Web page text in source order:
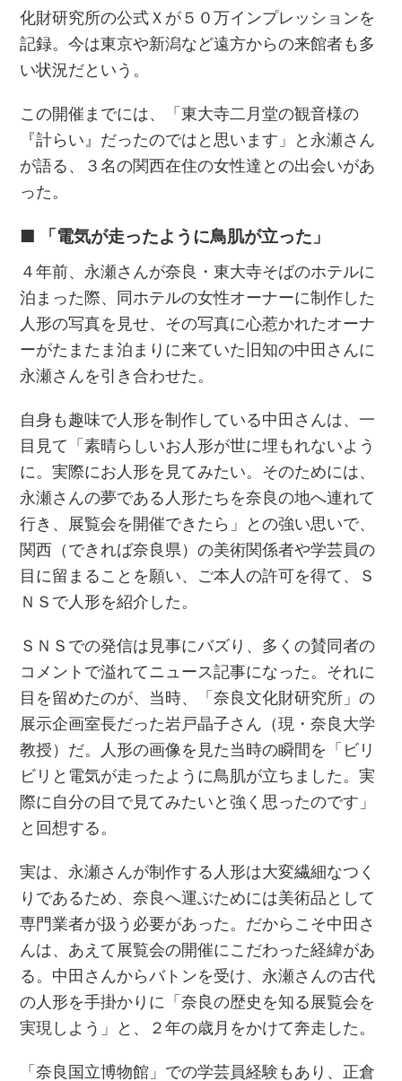
化財研究所の公式Ｘが５０万インプレッションを
記録。今は東京や新潟など遠方からの来館者も多
い状況だという。
この開催までには、「東大寺二月堂の観音様の
『計らい』だったのではと思います」と永瀬さん
が語る、３名の関西在住の女性達との出会いがあ
った。
■ 「電気が走ったように鳥肌が立った」
４年前、永瀬さんが奈良・東大寺そばのホテルに
泊まった際、同ホテルの女性オーナーに制作した
人形の写真を見せ、その写真に心惹かれたオーナ
ーがたまたま泊まりに来ていた旧知の中田さんに
永瀬さんを引き合わせた。
自身も趣味で人形を制作している中田さんは、一
目見て「素晴らしいお人形が世に埋もれないよう
に。実際にお人形を見てみたい。そのためには、
永瀬さんの夢である人形たちを奈良の地へ連れて
行き、展覧会を開催できたら」との強い思いで、
関西（できれば奈良県）の美術関係者や学芸員の
目に留まることを願い、ご本人の許可を得て、Ｓ
ＮＳで人形を紹介した。
ＳＮＳでの発信は見事にバズり、多くの賛同者の
コメントで溢れてニュース記事になった。それに
目を留めたのが、当時、「奈良文化財研究所」の
展示企画室長だった岩戸晶子さん（現・奈良大学
教授）だ。人形の画像を見た当時の瞬間を「ビリ
ビリと電気が走ったように鳥肌が立ちました。実
際に自分の目で見てみたいと強く思ったのです」
と回想する。
実は、永瀬さんが制作する人形は大変繊細なつく
りであるため、奈良へ運ぶためには美術品として
専門業者が扱う必要があった。だからこそ中田さ
んは、あえて展覧会の開催にこだわった経緯があ
る。中田さんからバトンを受け、永瀬さんの古代
の人形を手掛かりに「奈良の歴史を知る展覧会を
実現しよう」と、２年の歳月をかけて奔走した。
「奈良国立博物館」での学芸員経験もあり、正倉